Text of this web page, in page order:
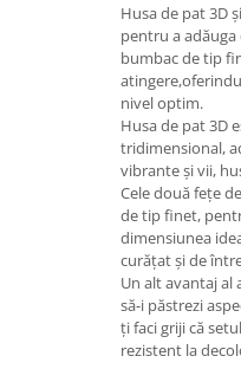
Husa de pat 3D
pentru a
bumbac de tip
nivel optim.
Husa de pat 3D
tridimensional,
vibrante și vii,
Cele două fețe
de tip finet,
dimensiunea
curățat și de
Un alt avantaj al
să-i păstrezi
ți faci griji că
rezistent la